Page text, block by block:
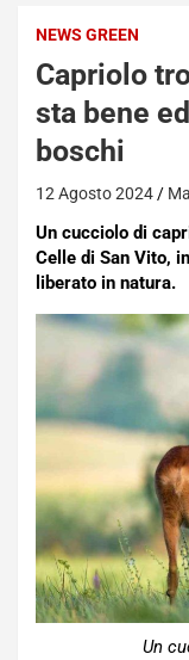
NEWS GREEN
Capriolo
sta bene
boschi
12 Agosto 2024
Un cucciolo di
Celle di San Vito,
liberato in natura.
Un